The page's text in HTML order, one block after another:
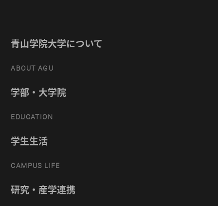
青山学院大学について
ABOUT AGU
学部・大学院
EDUCATION
学生生活
CAMPUS LIFE
研究・産学連携